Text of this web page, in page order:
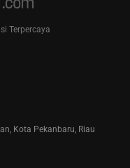
Terpercaya
Kota Pekanbaru, Riau